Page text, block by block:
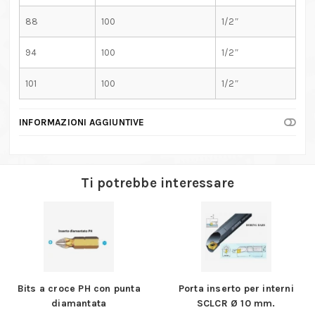
88 100 1/2″
94 100 1/2″
101 100 1/2″
INFORMAZIONI AGGIUNTIVE
Ti potrebbe interessare
Bits a croce PH con punta
diamantata
Porta inserto per interni
SCLCR Ø 10 mm.